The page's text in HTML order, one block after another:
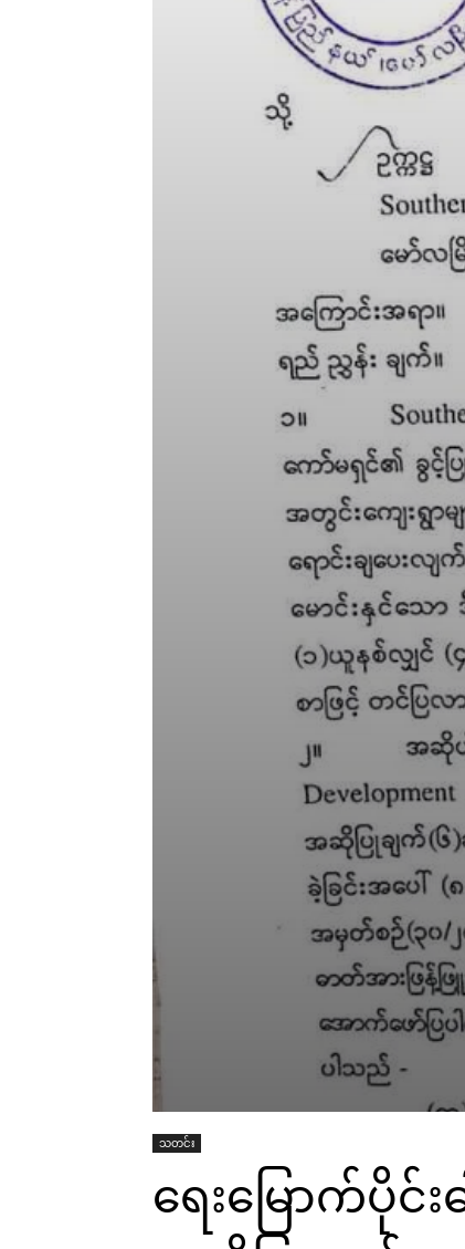
သတင်း
ရေးမြောက်ပိုင်